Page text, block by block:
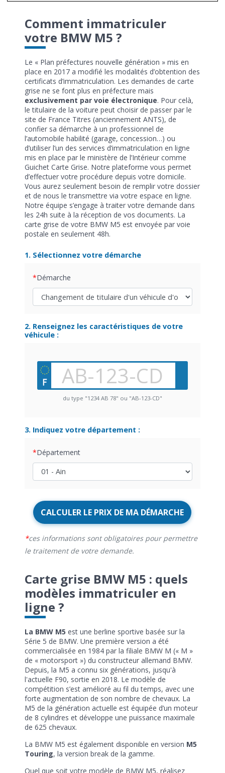
Comment immatriculer
votre BMW M5 ?
Le « Plan préfectures nouvelle génération » mis en
place en 2017 a modifié les modalités d’obtention des
certificats d’immatriculation. Les demandes de carte
grise ne se font plus en préfecture mais
exclusivement par voie électronique. Pour celà,
le titulaire de la voiture peut choisir de passer par le
site de France Titres (anciennement ANTS), de
confier sa démarche à un professionnel de
l’automobile habilité (garage, concession…) ou
d’utiliser l’un des services d’immatriculation en ligne
mis en place par le ministère de l’Intérieur comme
Guichet Carte Grise. Notre plateforme vous permet
d’effectuer votre procédure depuis votre domicile.
Vous aurez seulement besoin de remplir votre dossier
et de nous le transmettre via votre espace en ligne.
Notre équipe s’engage à traiter votre demande dans
les 24h suite à la réception de vos documents. La
carte grise de votre BMW M5 est envoyée par voie
postale en seulement 48h.
1. Sélectionnez votre démarche
Démarche
2. Renseignez les caractéristiques de votre
véhicule :
du type "1234 AB 78" ou "AB-123-CD"
3. Indiquez votre département :
Département
CALCULER LE PRIX DE MA DÉMARCHE
ces informations sont obligatoires pour permettre
le traitement de votre demande.
Carte grise BMW M5 : quels
modèles immatriculer en
ligne ?
La BMW M5 est une berline sportive basée sur la
Série 5 de BMW. Une première version a été
commercialisée en 1984 par la filiale BMW M (« M »
de « motorsport ») du constructeur allemand BMW.
Depuis, la M5 a connu six générations, jusqu'à
l'actuelle F90, sortie en 2018. Le modèle de
compétition s’est amélioré au fil du temps, avec une
forte augmentation de son nombre de chevaux. La
M5 de la génération actuelle est équipée d’un moteur
de 8 cylindres et développe une puissance maximale
de 625 chevaux.
La BMW M5 est également disponible en version M5
Touring, la version break de la gamme.
Quel que soit votre modèle de BMW M5, réalisez